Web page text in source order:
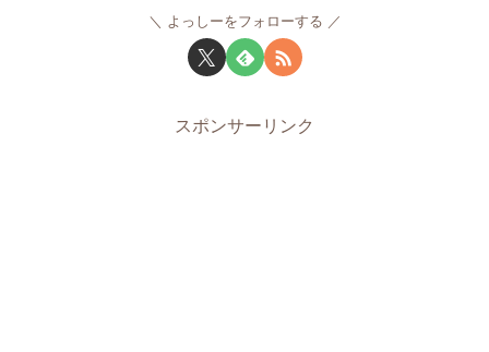
よっしーをフォローする
スポンサーリンク